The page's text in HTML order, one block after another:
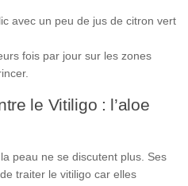
avec un peu de jus de citron vert
fois par jour sur les zones
le Vitiligo : l’aloe
peau ne se discutent plus. Ses
traiter le vitiligo car elles